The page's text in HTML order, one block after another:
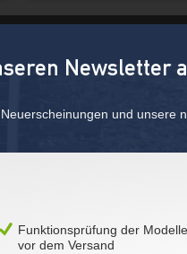
Newsletter
und unsere
Funktionsprüfung der Modelle
vor dem Versand